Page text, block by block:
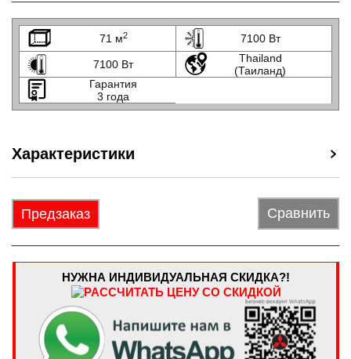
71 м2 7100 Вт
7100 Вт
Thailand
(Таиланд)
Гарантия
3 года
Характеристики
Предзаказ Сравнить
НУЖНА ИНДИВИДУАЛЬНАЯ СКИДКА?!